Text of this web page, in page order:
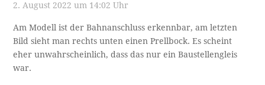
2. August 2022 um 14:02 Uhr
Am Modell ist der Bahnanschluss erkennbar, am letzten
Bild sieht man rechts unten einen Prellbock. Es scheint
eher unwahrscheinlich, dass das nur ein Baustellengleis
war.